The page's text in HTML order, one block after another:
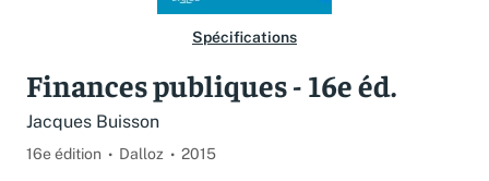
Spécifications
Finances publiques - 16e éd.
Jacques Buisson
16e édition Dalloz 2015